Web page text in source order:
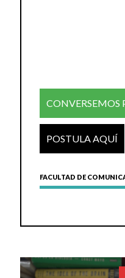
CONVERSEMOS
POSTULA AQUÍ
FACULTAD DE